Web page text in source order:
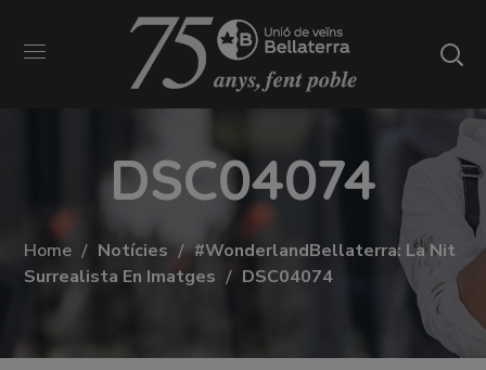
DSC04074
Home Notícies
#WonderlandBellaterra: La Nit
Surrealista En Imatges
DSC04074